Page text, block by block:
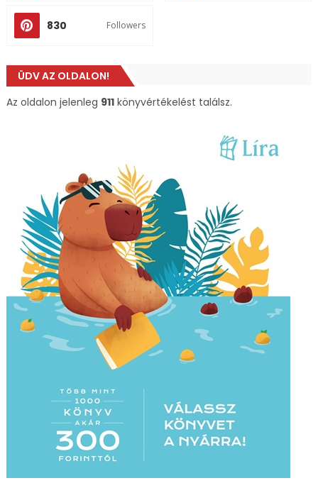
830 Followers
ÜDV AZ OLDALON!
Az oldalon jelenleg 911könyvértékelést találsz.